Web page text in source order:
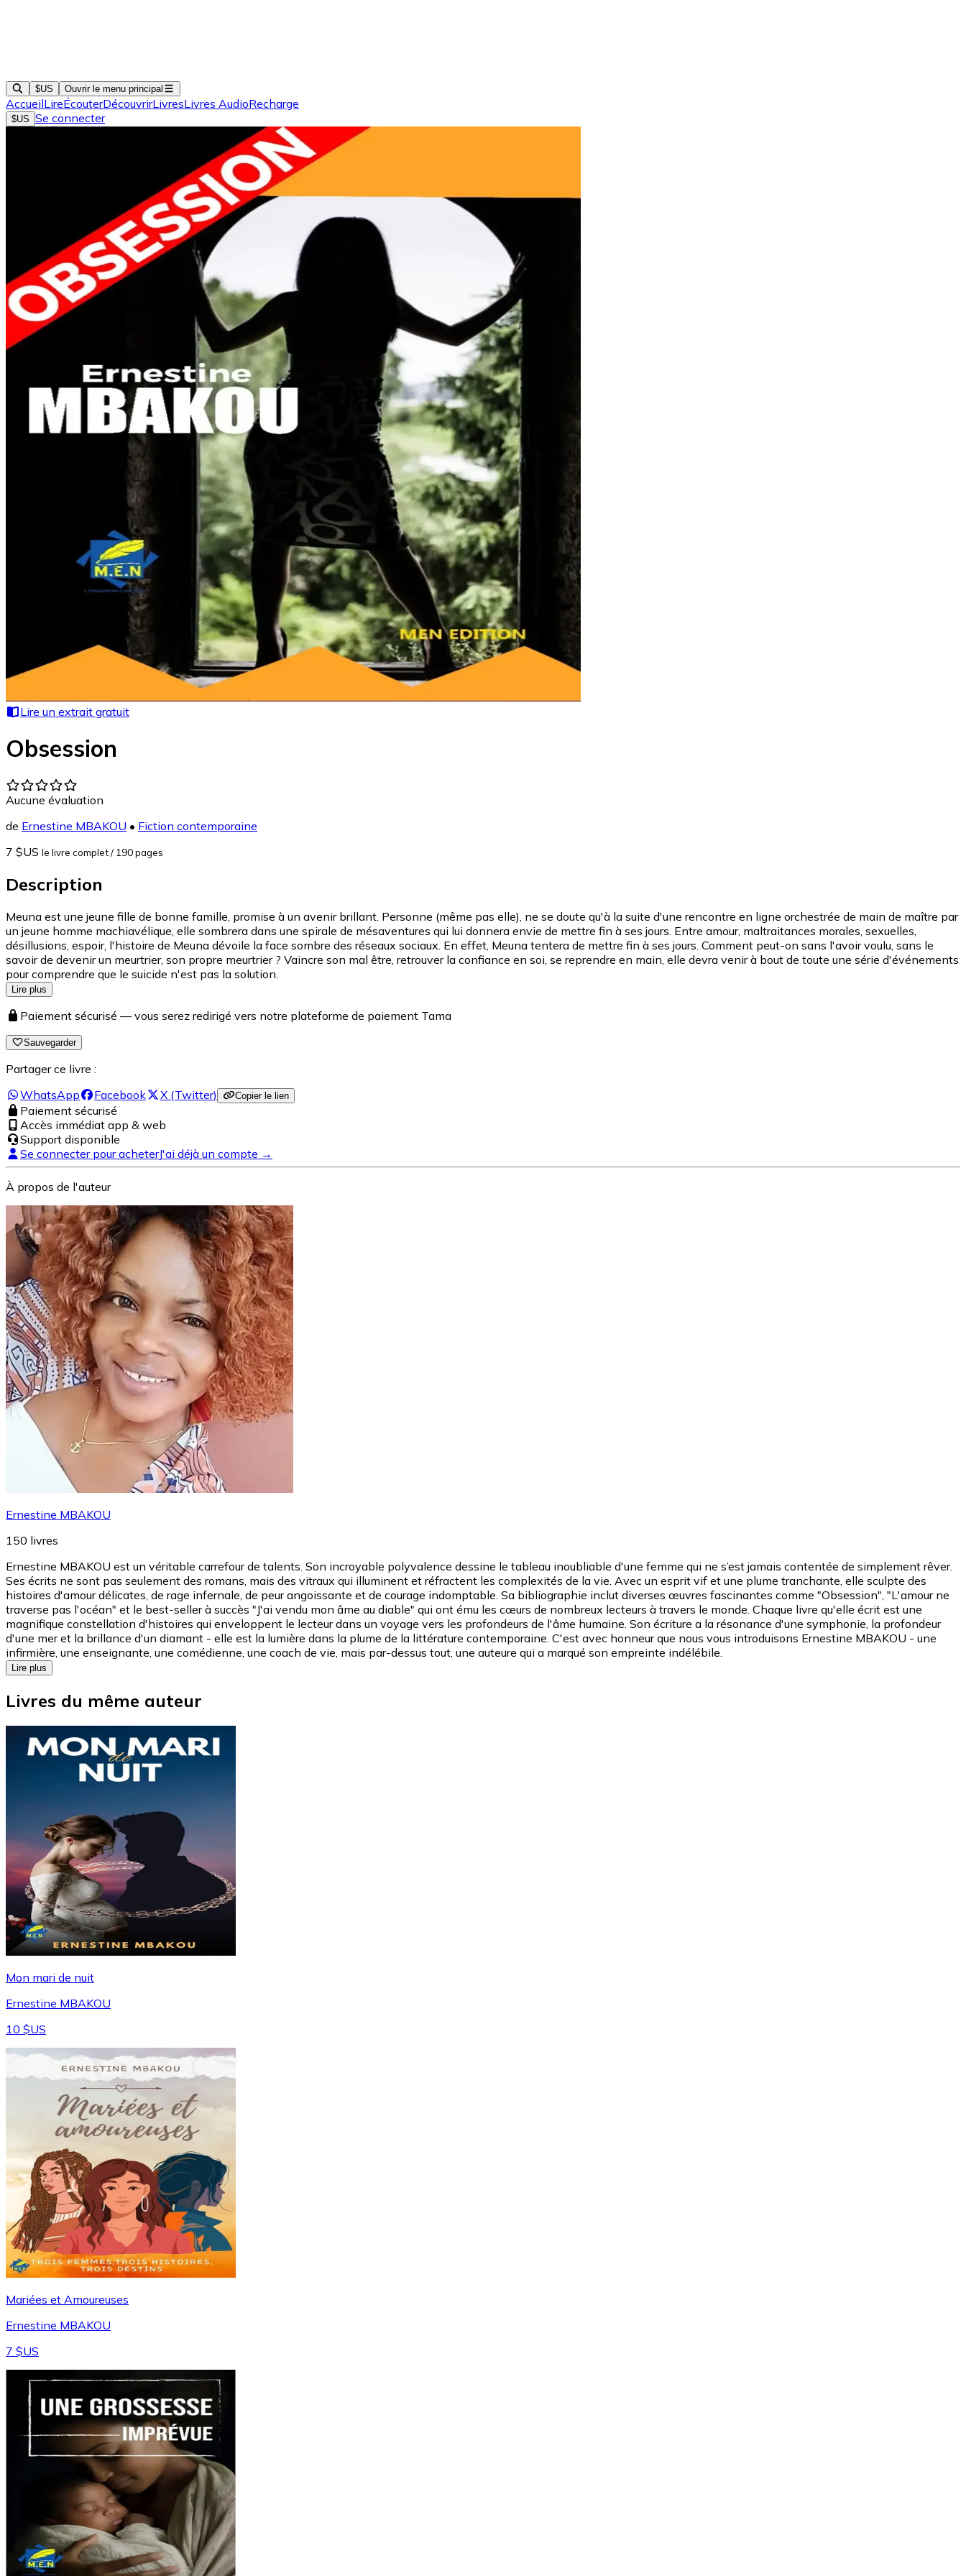
$US Ouvrir le menu principal
AccueilLireÉcouterDécouvrirLivresLivres AudioRecharge
$US Se connecter
Lire un extrait gratuit
Obsession
Aucune évaluation
de Ernestine MBAKOU • Fiction contemporaine
7 $US le livre complet/ 190 pages
Description
Meuna est une jeune fille de bonne famille, promise à un avenir brillant. Personne (même pas elle), ne se doute qu'à la suite d'une rencontre en ligne orchestrée de main de maître par
un jeune homme machiavélique, elle sombrera dans une spirale de mésaventures qui lui donnera envie de mettre fin à ses jours. Entre amour, maltraitances morales, sexuelles,
désillusions, espoir, l'histoire de Meuna dévoile la face sombre des réseaux sociaux. En effet, Meuna tentera de mettre fin à ses jours. Comment peut-on sans l'avoir voulu, sans le
savoir de devenir un meurtrier, son propre meurtrier ? Vaincre son mal être, retrouver la confiance en soi, se reprendre en main, elle devra venir à bout de toute une série d'événements
pour comprendre que le suicide n'est pas la solution.
Lire plus
Paiement sécurisé — vous serez redirigé vers notre plateforme de paiement Tama
Sauvegarder
Partager ce livre :
WhatsApp
Facebook X (Twitter) Copier le lien
Paiement sécurisé
Accès immédiat app & web
Support disponible
Se connecter pour acheterJ'ai déjà un compte →
À propos de l'auteur
Ernestine MBAKOU
150 livres
Ernestine MBAKOU est un véritable carrefour de talents. Son incroyable polyvalence dessine le tableau inoubliable d'une femme qui ne s’est jamais contentée de simplement rêver.
Ses écrits ne sont pas seulement des romans, mais des vitraux qui illuminent et réfractent les complexités de la vie. Avec un esprit vif et une plume tranchante, elle sculpte des
histoires d'amour délicates, de rage infernale, de peur angoissante et de courage indomptable. Sa bibliographie inclut diverses œuvres fascinantes comme "Obsession", "L'amour ne
traverse pas l'océan" et le best-seller à succès "J'ai vendu mon âme au diable" qui ont ému les cœurs de nombreux lecteurs à travers le monde. Chaque livre qu'elle écrit est une
magnifique constellation d'histoires qui enveloppent le lecteur dans un voyage vers les profondeurs de l'âme humaine. Son écriture a la résonance d'une symphonie, la profondeur
d'une mer et la brillance d'un diamant - elle est la lumière dans la plume de la littérature contemporaine. C'est avec honneur que nous vous introduisons Ernestine MBAKOU - une
infirmière, une enseignante, une comédienne, une coach de vie, mais par-dessus tout, une auteure qui a marqué son empreinte indélébile.
Lire plus
Livres du même auteur
Mon mari de nuit
Ernestine MBAKOU
10 $US
Mariées et Amoureuses
Ernestine MBAKOU
7 $US